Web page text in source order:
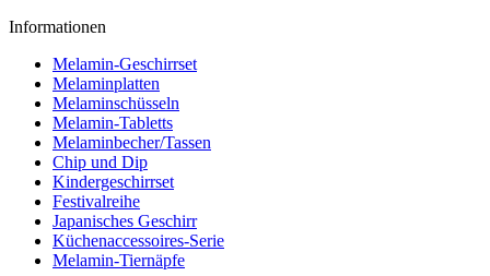
Informationen
Melamin-Geschirrset
Melaminplatten
Melaminschüsseln
Melamin-Tabletts
Melaminbecher/Tassen
Chip und Dip
Kindergeschirrset
Festivalreihe
Japanisches Geschirr
Küchenaccessoires-Serie
Melamin-Tiernäpfe